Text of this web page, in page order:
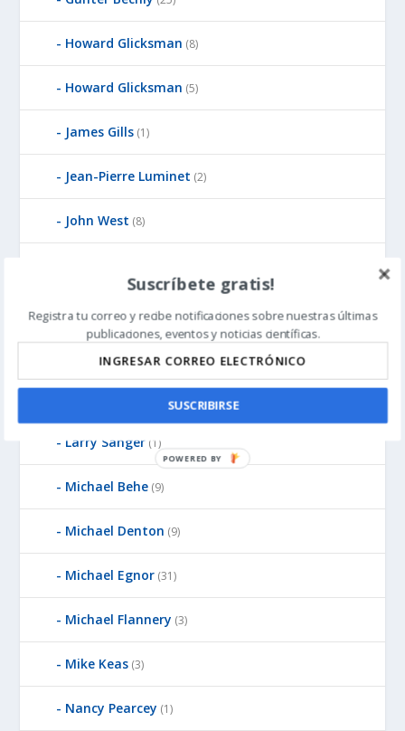
Howard Glicksman (8)
Howard Glicksman (5)
James Gills (1)
Jean-Pierre Luminet (2)
John West (8)
Jonathan Witt(3)
Ken Pedersen(1)
Larry Sanger (1)
Michael Behe (9)
Michael Denton (9)
Michael Egnor (31)
Michael Flannery (3)
Mike Keas (3)
Nancy Pearcey (1)
Suscríbete gratis!
Registra tu correo y recibe notificaciones sobre nuestras últimas
publicaciones, eventos y noticias científicas.
SUSCRIBIRSE
POWERED BY